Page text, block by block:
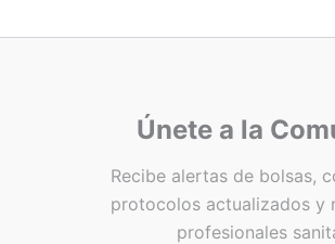
Únete a la
Recibe alertas de bolsas,
protocolos actualizados y
profesionales